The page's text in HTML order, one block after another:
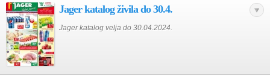
Jager katalog živila do 30.4.
Jager katalog velja do 30.04.2024.